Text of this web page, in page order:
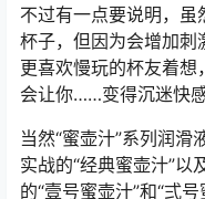
不过有一点要说明，虽
杯子，但因为会增加刺
更喜欢慢玩的杯友着想
会让你……变得沉迷快感
当然“蜜壶汁”系列润滑
实战的“经典蜜壶汁”以
的“壹号蜜壶汁”和“弍号